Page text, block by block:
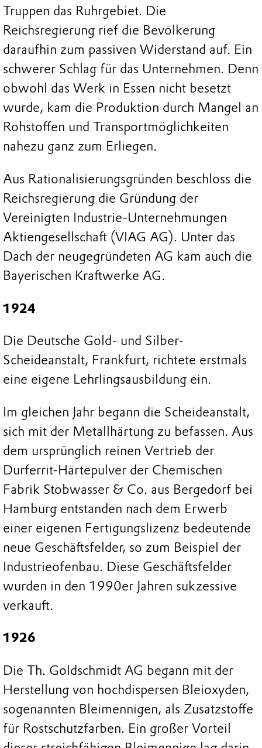
Truppen das Ruhrgebiet. Die
Reichsregierung rief die Bevölkerung
daraufhin zum passiven Widerstand auf. Ein
schwerer Schlag für das Unternehmen. Denn
obwohl das Werk in Essen nicht besetzt
wurde, kam die Produktion durch Mangel an
Rohstoffen und Transportmöglichkeiten
nahezu ganz zum Erliegen.
Aus Rationalisierungsgründen beschloss die
Reichsregierung die Gründung der
Vereinigten Industrie-Unternehmungen
Aktiengesellschaft (VIAG AG). Unter das
Dach der neugegründeten AG kam auch die
Bayerischen Kraftwerke AG.
1924
Die Deutsche Gold- und Silber-
Scheideanstalt, Frankfurt, richtete erstmals
eine eigene Lehrlingsausbildung ein.
Im gleichen Jahr begann die Scheideanstalt,
sich mit der Metallhärtung zu befassen. Aus
dem ursprünglich reinen Vertrieb der
Durferrit-Härtepulver der Chemischen
Fabrik Stobwasser & Co. aus Bergedorf bei
Hamburg entstanden nach dem Erwerb
einer eigenen Fertigungslizenz bedeutende
neue Geschäftsfelder, so zum Beispiel der
Industrieofenbau. Diese Geschäftsfelder
wurden in den 1990er Jahren sukzessive
verkauft.
1926
Die Th. Goldschmidt AG begann mit der
Herstellung von hochdispersen Bleioxyden,
sogenannten Bleimennigen, als Zusatzstoffe
für Rostschutzfarben. Ein großer Vorteil